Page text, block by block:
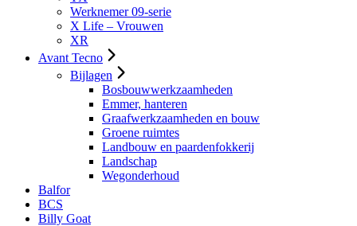
Werknemer 09-serie
X Life – Vrouwen
XR
Avant Tecno
Bijlagen
Bosbouwwerkzaamheden
Emmer, hanteren
Graafwerkzaamheden en bouw
Groene ruimtes
Landbouw en paardenfokkerij
Landschap
Wegonderhoud
Balfor
BCS
Billy Goat